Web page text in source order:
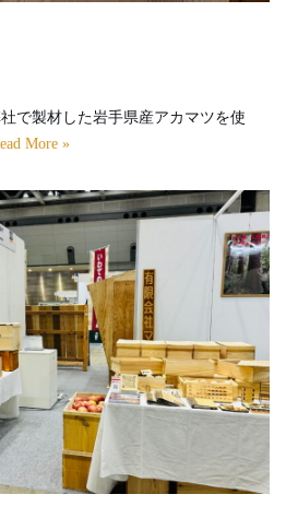
で製材した岩手県産アカマツを使
More »